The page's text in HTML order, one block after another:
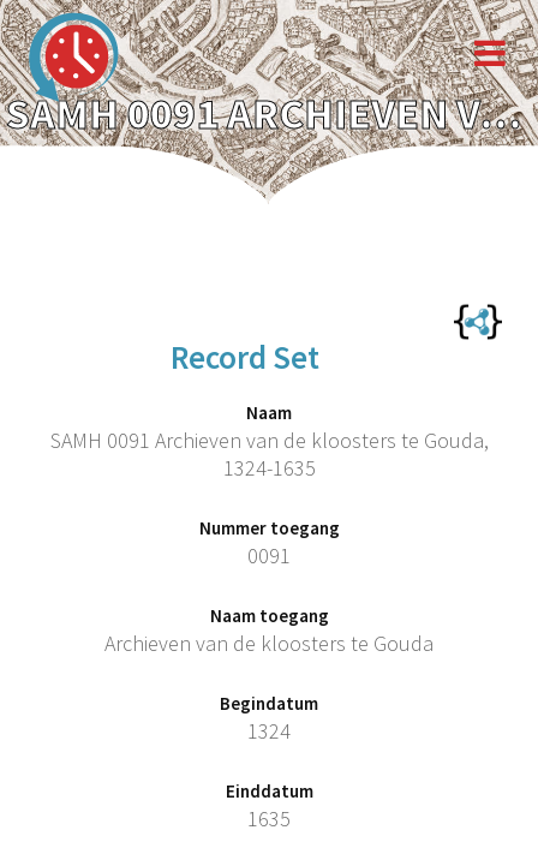
SAMH 0091 ARCHIEVEN VAN DE KLOOSTERS TE GOUDA, 1324-1635
Record Set
Naam
SAMH 0091 Archieven van de kloosters te Gouda,
1324-1635
Nummer toegang
0091
Naam toegang
Archieven van de kloosters te Gouda
Begindatum
1324
Einddatum
1635